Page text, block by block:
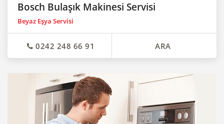
Bosch Bulaşık Makinesi Servisi
Beyaz Eşya Servisi
0242 248 66 91 ARA